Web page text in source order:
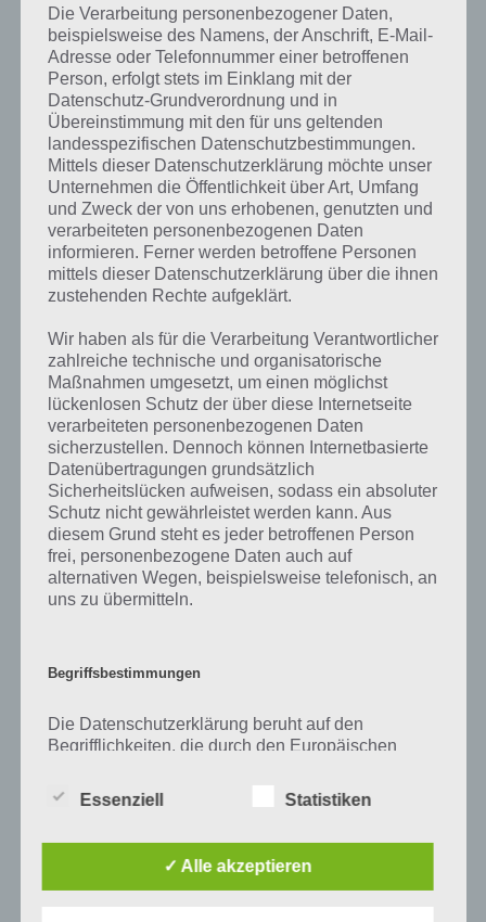
TIPPS & TRICKS
NEMOS REEF: KOOP QUESTS FÜR
ANDROID UND IOS
PAUL STELZER-24. AUGUST 2013
[caption id="attachment_6430" align="alignright"
width="124"] Nemos Reef[/caption] In diesem Artikel
haben wir für die Spiele App Nemos Reef zahlreiche
Informationen, Tipps und Tricks zu den sogenannten
Kooperativen Quests…
TIPPS & TRICKS
UND IOS
PAUL STELZER-09. AUGUST 2013
[caption id="attachment_6430" align="alignright"
zu Nemos Reef haben wir erwähnt wie wichtig
Nemos Reef Freunde…
Die Verarbeitung personenbezogener Daten,
beispielsweise des Namens, der Anschrift, E-Mail-
Adresse oder Telefonnummer einer betroffenen
Person, erfolgt stets im Einklang mit der
Datenschutz-Grundverordnung und in
Übereinstimmung mit den für uns geltenden
landesspezifischen Datenschutzbestimmungen.
Mittels dieser Datenschutzerklärung möchte unser
Unternehmen die Öffentlichkeit über Art, Umfang
und Zweck der von uns erhobenen, genutzten und
verarbeiteten personenbezogenen Daten
informieren. Ferner werden betroffene Personen
mittels dieser Datenschutzerklärung über die ihnen
zustehenden Rechte aufgeklärt.
Wir haben als für die Verarbeitung Verantwortlicher
zahlreiche technische und organisatorische
Maßnahmen umgesetzt, um einen möglichst
lückenlosen Schutz der über diese Internetseite
verarbeiteten personenbezogenen Daten
sicherzustellen. Dennoch können Internetbasierte
Datenübertragungen grundsätzlich
Sicherheitslücken aufweisen, sodass ein absoluter
Schutz nicht gewährleistet werden kann. Aus
diesem Grund steht es jeder betroffenen Person
frei, personenbezogene Daten auch auf
alternativen Wegen, beispielsweise telefonisch, an
uns zu übermitteln.
Begriffsbestimmungen
Die Datenschutzerklärung beruht auf den
Begrifflichkeiten, die durch den Europäischen
der Datenschutz-Grundverordnung (DS-GVO)
verwendet wurden. Unsere Datenschutzerklärung
lesbar und verständlich sein. Um dies zu
Essenziell Statistiken
✓ Alle akzeptieren